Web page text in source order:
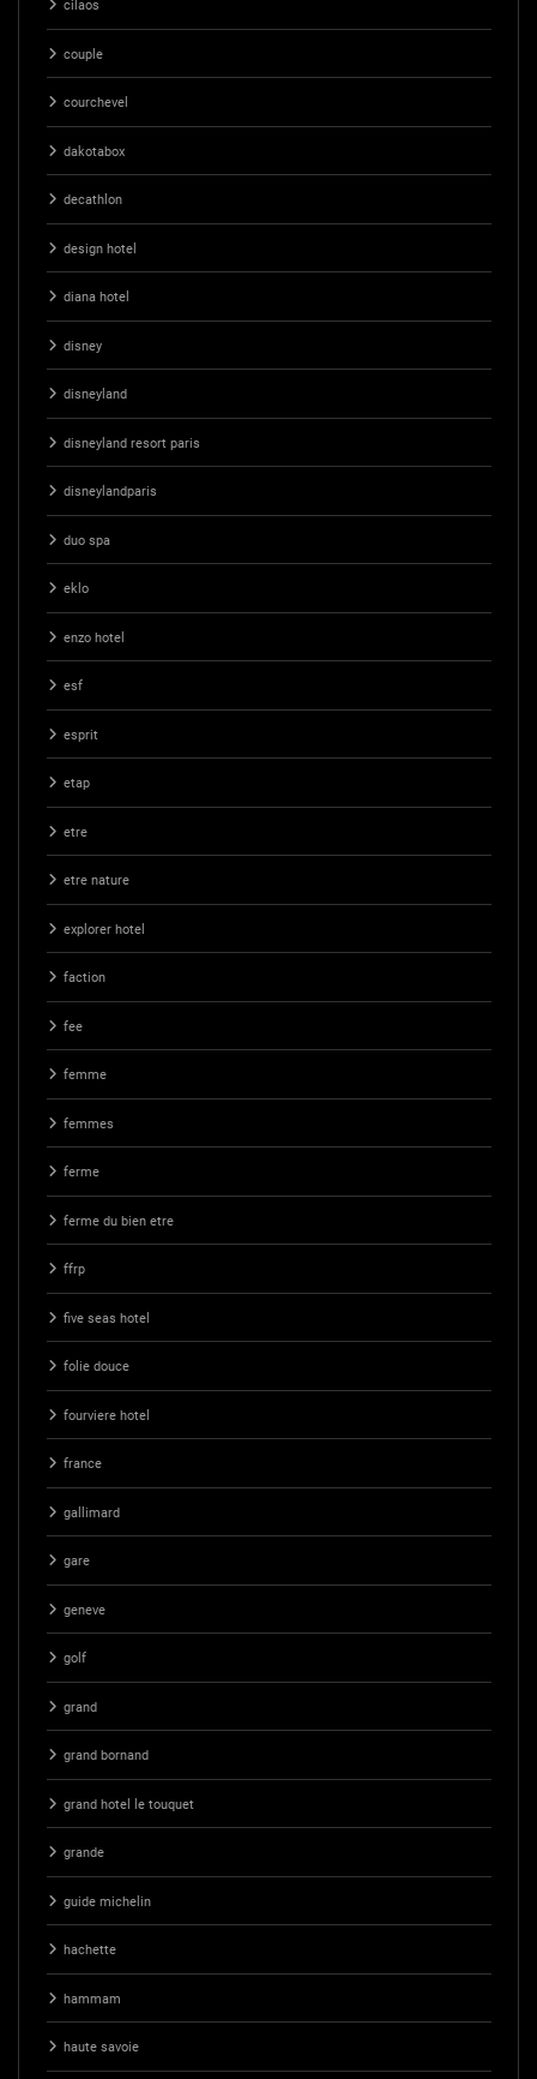
cilaos
couple
courchevel
dakotabox
decathlon
design hotel
diana hotel
disney
disneyland
disneyland resort paris
disneylandparis
duo spa
eklo
enzo hotel
esf
esprit
etap
etre
etre nature
explorer hotel
faction
fee
femme
femmes
ferme
ferme du bien etre
ffrp
five seas hotel
folie douce
fourviere hotel
france
gallimard
gare
geneve
golf
grand
grand bornand
grand hotel le touquet
grande
guide michelin
hachette
hammam
haute savoie